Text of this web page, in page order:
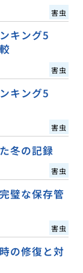
害虫
キング5
害虫
キング5
害虫
冬の記録
害虫
璧な保存管
害虫
の修復と対